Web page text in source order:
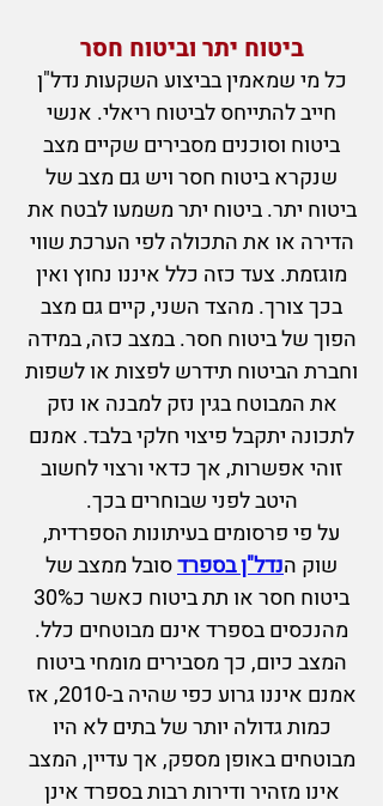
ביטוח יתר וביטוח חסר
כל מי שמאמיןבביצוע השקעות נדל"ן
חייב להתייחס לביטוח ריאלי. אנשי
ביטוח וסוכנים מסבירים שקיים מצב
שנקרא ביטוח חסרויש גם מצב של
ביטוח יתר. ביטוח יתר משמעו לבטח את
הדירה או את התכולה לפי הערכת שווי
מוגזמת. צעד כזה כלל איננו נחוץ ואין
בכך צורך. מהצד השני, קיים גם מצב
הפוך של ביטוח חסר. במצב כזה, במידה
וחברת הביטוח תידרש לפצות או לשפות
את המבוטח בגין נזק למבנה או נזק
לתכונה יתקבל פיצוי חלקי בלבד. אמנם
זוהי אפשרות, אך כדאי ורצוי לחשוב
היטב לפני שבוחרים בכך.
על פי פרסומים בעיתונות הספרדית,
שוק הנדל"ן בספרדסובל ממצב של
ביטוח חסר או תת ביטוח כאשר כ30%
מהנכסים בספרד אינם מבוטחים כלל.
המצב כיום, כך מסבירים מומחי ביטוח
אמנם איננו גרוע כפי שהיה ב-2010, אז
כמות גדולה יותר של בתים לא היו
מבוטחים באופן מספק, אך עדיין, המצב
אינו מזהיר ודירות רבות בספרד אינן